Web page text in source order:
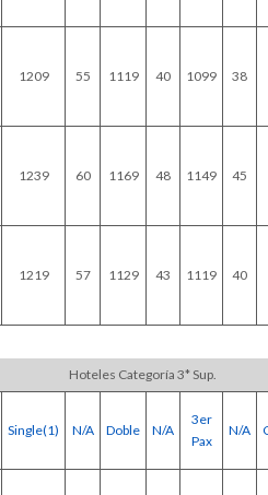
1209 55 1119 40 1099 38
1239 60 1169 48 1149 45
1219 57 1129 43 1119 40
Hoteles Categoría 3* Sup.
Single(1) N/A Doble N/A
3er
Pax
N/A